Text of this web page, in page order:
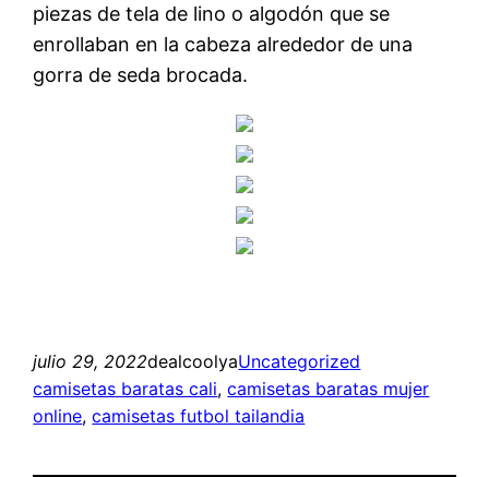
piezas de tela de lino o algodón que se
enrollaban en la cabeza alrededor de una
gorra de seda brocada.
julio 29, 2022dealcoolyaUncategorized
camisetas baratas cali, camisetas baratas mujer
online, camisetas futbol tailandia